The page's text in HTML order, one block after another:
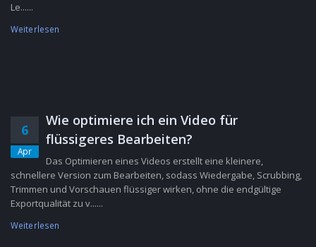
Le......
Weiterlesen
6
Apr
Wie optimiere ich ein Video für
flüssigeres Bearbeiten?
Das Optimieren eines Videos erstellt eine kleinere,
schnellere Version zum Bearbeiten, sodass Wiedergabe, Scrubbing,
Trimmen und Vorschauen flüssiger wirken, ohne die endgültige
Exportqualität zu v......
Weiterlesen